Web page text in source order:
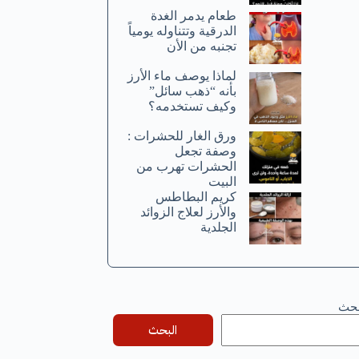
طعام يدمر الغدة
الدرقية وتتناوله يومياً
تجنبه من الأن
لماذا يوصف ماء الأرز
بأنه “ذهب سائل”
وكيف تستخدمه؟
ورق الغار للحشرات :
وصفة تجعل
الحشرات تهرب من
البيت
كريم البطاطس
والأرز لعلاج الزوائد
الجلدية
البحث